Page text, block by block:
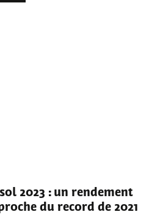
2023 : un rendement
du record de 2021